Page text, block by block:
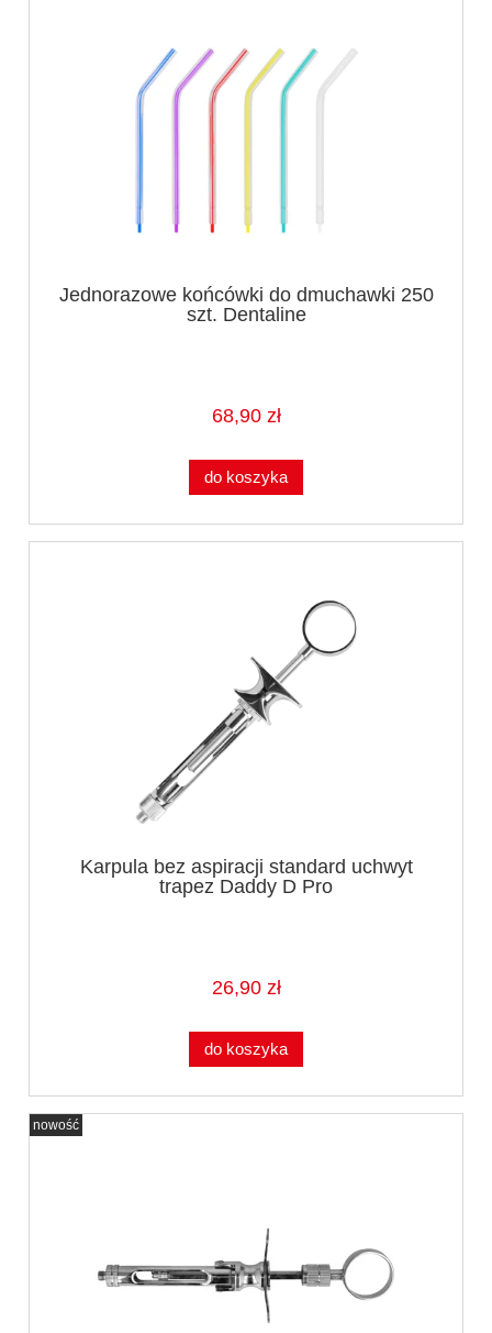
Jednorazowe końcówki do dmuchawki 250
szt. Dentaline
68,90 zł
do koszyka
Karpula bez aspiracji standard uchwyt
trapez Daddy D Pro
26,90 zł
do koszyka
nowość